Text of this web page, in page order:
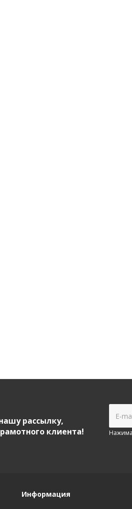
рассылку,
клиента!
Информация